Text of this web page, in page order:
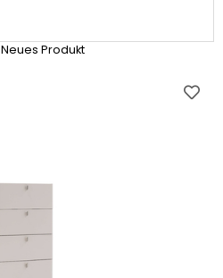
Neues Produkt